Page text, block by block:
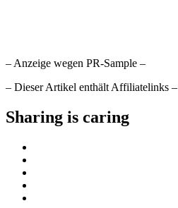
– Anzeige wegen PR-Sample –
– Dieser Artikel enthält Affiliatelinks –
Sharing is caring